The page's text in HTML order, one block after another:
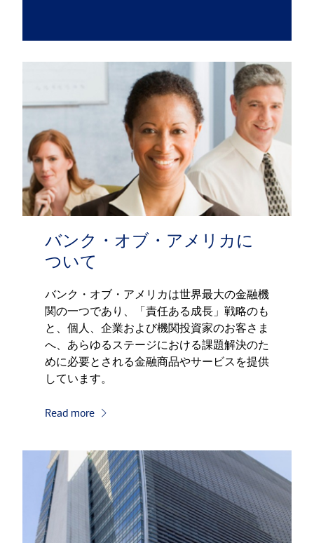
バンク・オブ・アメリカに
ついて
バンク・オブ・アメリカは世界最大の金融機
関の一つであり、「責任ある成長」戦略のも
と、個人、企業および機関投資家のお客さま
へ、あらゆるステージにおける課題解決のた
めに必要とされる金融商品やサービスを提供
しています。
Read more